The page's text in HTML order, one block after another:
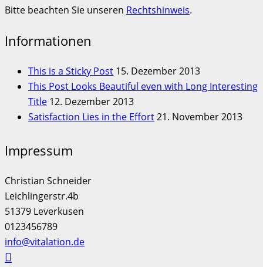
Bitte beachten Sie unseren Rechtshinweis.
Informationen
This is a Sticky Post 15. Dezember 2013
This Post Looks Beautiful even with Long Interesting
Title 12. Dezember 2013
Satisfaction Lies in the Effort21. November 2013
Impressum
Christian Schneider
Leichlingerstr.4b
51379 Leverkusen
0123456789
info@vitalation.de